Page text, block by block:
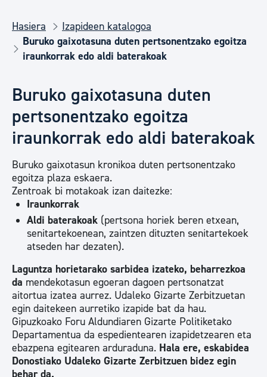
Hasiera
Izapideen katalogoa
Buruko gaixotasuna duten pertsonentzako egoitza
iraunkorrak edo aldi baterakoak
Buruko gaixotasuna duten
pertsonentzako egoitza
iraunkorrak edo aldi baterakoak
Buruko gaixotasun kronikoa duten pertsonentzako
egoitza plaza eskaera.
Zentroak bi motakoak izan daitezke:
Iraunkorrak
Aldi baterakoak (pertsona horiek beren etxean,
senitartekoenean, zaintzen dituzten senitartekoek
atseden har dezaten).
Laguntza horietarako sarbidea izateko, beharrezkoa
da mendekotasun egoeran dagoen pertsonatzat
aitortua izatea aurrez. Udaleko Gizarte Zerbitzuetan
egin daitekeen aurretiko izapide bat da hau.
Gipuzkoako Foru Aldundiaren Gizarte Politiketako
Departamentua da espedientearen izapidetzearen eta
ebazpena egitearen arduraduna. Hala ere, eskabidea
Donostiako Udaleko Gizarte Zerbitzuen bidez egin